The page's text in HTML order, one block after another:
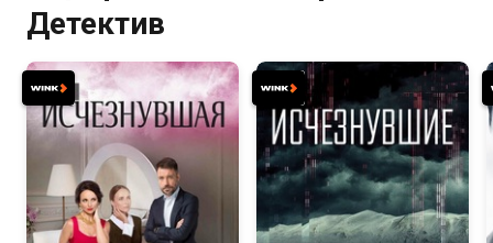
Детектив